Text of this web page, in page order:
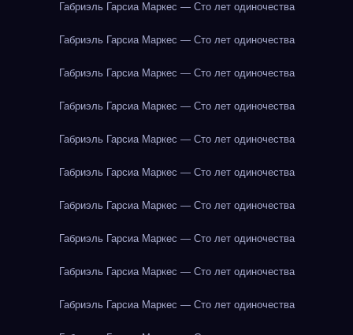
Габриэль Гарсиа Маркес — Сто лет одиночества
Габриэль Гарсиа Маркес — Сто лет одиночества
Габриэль Гарсиа Маркес — Сто лет одиночества
Габриэль Гарсиа Маркес — Сто лет одиночества
Габриэль Гарсиа Маркес — Сто лет одиночества
Габриэль Гарсиа Маркес — Сто лет одиночества
Габриэль Гарсиа Маркес — Сто лет одиночества
Габриэль Гарсиа Маркес — Сто лет одиночества
Габриэль Гарсиа Маркес — Сто лет одиночества
Габриэль Гарсиа Маркес — Сто лет одиночества